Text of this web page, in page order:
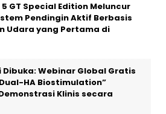
GT Special Edition Meluncur
Pendingin Aktif Berbasis
Udara yang Pertama di
Webinar Global Gratis
HA Biostimulation”
Klinis secara